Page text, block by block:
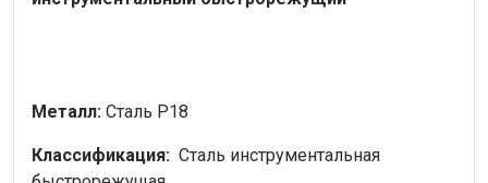
Металл: Сталь Р18
Классификация: Сталь инструментальная